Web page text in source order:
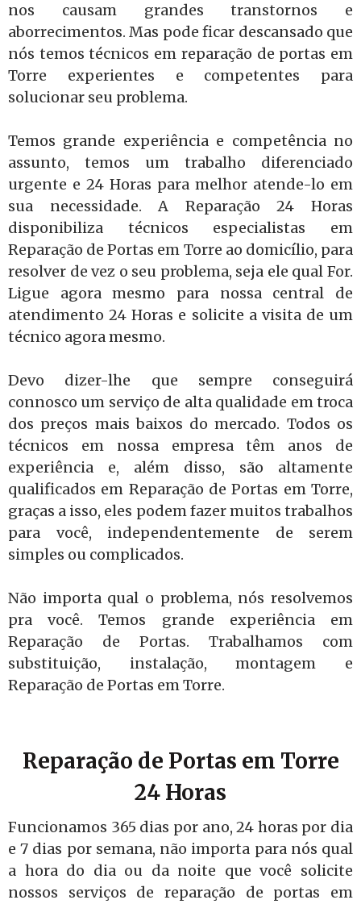
nos causam grandes transtornos e
aborrecimentos. Mas pode ficar descansado que
nós temos técnicos em reparação de portas em
Torre experientes e competentes para
solucionar seu problema.
Temos grande experiência e competência no
assunto, temos um trabalho diferenciado
urgente e 24 Horas para melhor atende-lo em
sua necessidade. A Reparação 24 Horas
disponibiliza técnicos especialistas em
Reparação de Portas em Torre ao domicílio, para
resolver de vez o seu problema, seja ele qual For.
Ligue agora mesmo para nossa central de
atendimento 24 Horas e solicite a visita de um
técnico agora mesmo.
Devo dizer-lhe que sempre conseguirá
connosco um serviço de alta qualidade em troca
dos preços mais baixos do mercado. Todos os
técnicos em nossa empresa têm anos de
experiência e, além disso, são altamente
qualificados em Reparação de Portas em Torre,
graças a isso, eles podem fazer muitos trabalhos
para você, independentemente de serem
simples ou complicados.
Não importa qual o problema, nós resolvemos
pra você. Temos grande experiência em
Reparação de Portas. Trabalhamos com
substituição, instalação, montagem e
Reparação de Portas em Torre.
Reparação de Portas em Torre
24 Horas
Funcionamos 365 dias por ano, 24 horas por dia
e 7 dias por semana, não importa para nós qual
a hora do dia ou da noite que você solicite
nossos serviços de reparação de portas em